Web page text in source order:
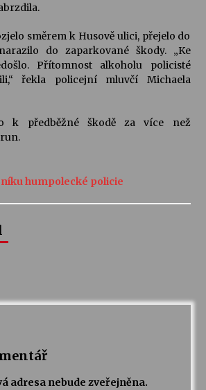
28. 7. 2026
koncerty ve Stromovce: Rufus Miller
7. 2026
Josefa Čapka
směrem k Husově ulici, přejelo do
do zaparkované škody. „Ke
Přítomnost alkoholu policisté
řekla policejní mluvčí Michaela
k předběžné škodě za více než
humpolecké policie
adresa nebude zveřejněna.